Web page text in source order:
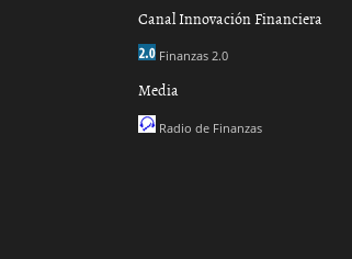
Canal Innovación Financiera
Finanzas 2.0
Media
Radio de Finanzas